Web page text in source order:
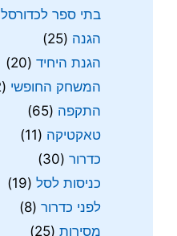
בתי ספר לכדורסל
הגנה (25)
הגנת היחיד (20)
המשחק החופשי (12)
התקפה (65)
טאקטיקה (11)
כדרור (30)
כניסות לסל (19)
לפני כדרור (8)
מסירות (25)